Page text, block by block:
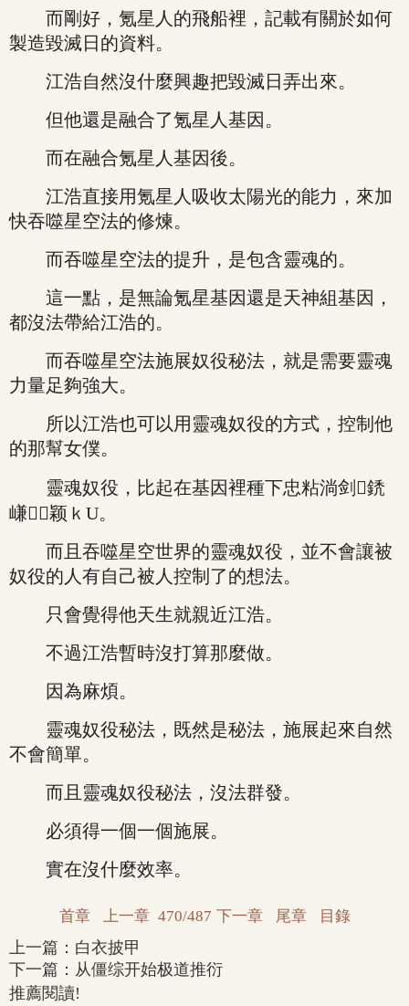
而剛好，氪星人的飛船裡，記載有關於如何
製造毀滅日的資料。
江浩自然沒什麼興趣把毀滅日弄出來。
但他還是融合了氪星人基因。
而在融合氪星人基因後。
江浩直接用氪星人吸收太陽光的能力，來加
快吞噬星空法的修煉。
而吞噬星空法的提升，是包含靈魂的。
這一點，是無論氪星基因還是天神組基因，
都沒法帶給江浩的。
而吞噬星空法施展奴役秘法，就是需要靈魂
力量足夠強大。
所以江浩也可以用靈魂奴役的方式，控制他
的那幫女僕。
靈魂奴役，比起在基因裡種下忠粘淌剑鋵
嵰颖ｋU。
而且吞噬星空世界的靈魂奴役，並不會讓被
奴役的人有自己被人控制了的想法。
只會覺得他天生就親近江浩。
不過江浩暫時沒打算那麼做。
因為麻煩。
靈魂奴役秘法，既然是秘法，施展起來自然
不會簡單。
而且靈魂奴役秘法，沒法群發。
必須得一個一個施展。
實在沒什麼效率。
首章 上一章 470/487 下一章 尾章 目錄
上一篇： 白衣披甲
下一篇： 从僵综开始极道推衍
推薦閱讀!